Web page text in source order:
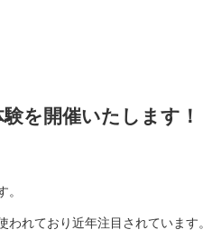
を開催いたします！
れており近年注目されています。